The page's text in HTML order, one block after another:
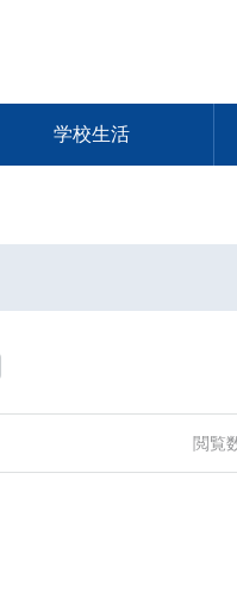
学校生活
閲覧